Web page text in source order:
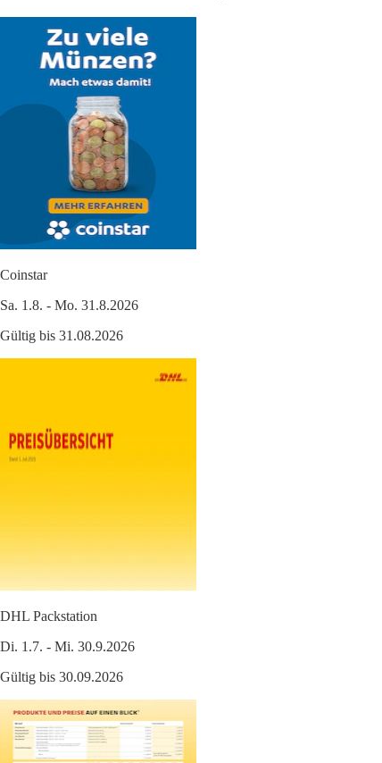
Coinstar
Sa. 1.8. - Mo. 31.8.2026
Gültig bis 31.08.2026
DHL Packstation
Di. 1.7. - Mi. 30.9.2026
Gültig bis 30.09.2026